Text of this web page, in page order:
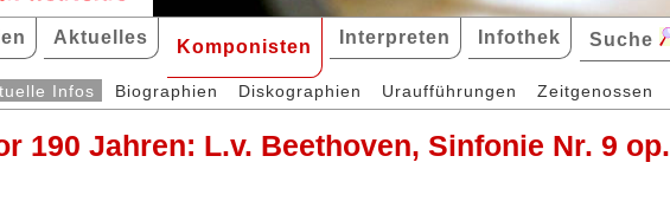
Aktuelles Komponisten Interpreten Infothek Suche
Infos Biographien Diskographien Uraufführungen Zeitgenossen
190 Jahren: L.v. Beethoven, Sinfonie Nr. 9 op.